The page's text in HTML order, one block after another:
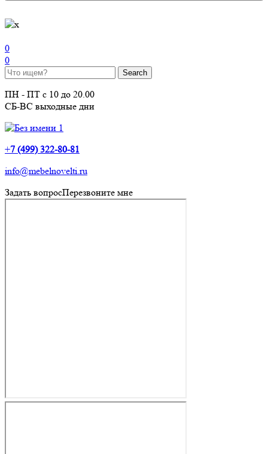
0
0
ПН - ПТ с 10 до 20.00
СБ-ВС выходные дни
+7 (499) 322-80-81
info@mebelnovelti.ru
Задать вопросПерезвоните мне